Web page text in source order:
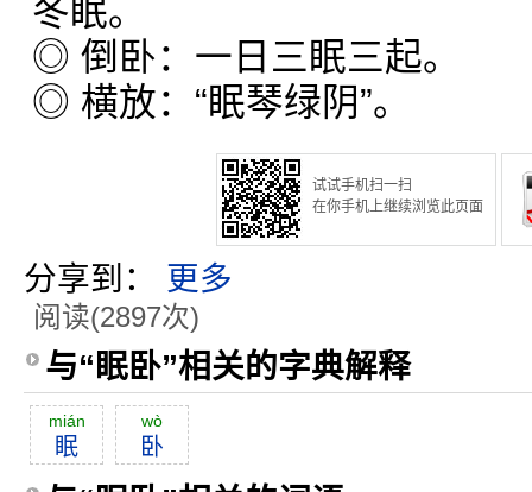
冬眠。
◎ 倒卧：一日三眠三起。
◎ 横放：“眠琴绿阴”。
试试手机扫一扫
在你手机上继续浏览此页面
分享到： 更多
阅读(2897次)
与“眠卧”相关的字典解释
mián
眠
wò
卧